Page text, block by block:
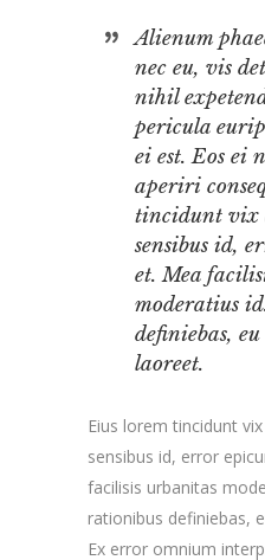
Alienum
nec eu, vis
nihil
pericula
ei est. Eos ei
aperiri
tincidunt vix
sensibus id,
et. Mea
moderatius
definiebas,
laoreet.
Eius lorem tincidunt
sensibus id, error
facilisis urbanitas
rationibus definiebas,
Ex error omnium